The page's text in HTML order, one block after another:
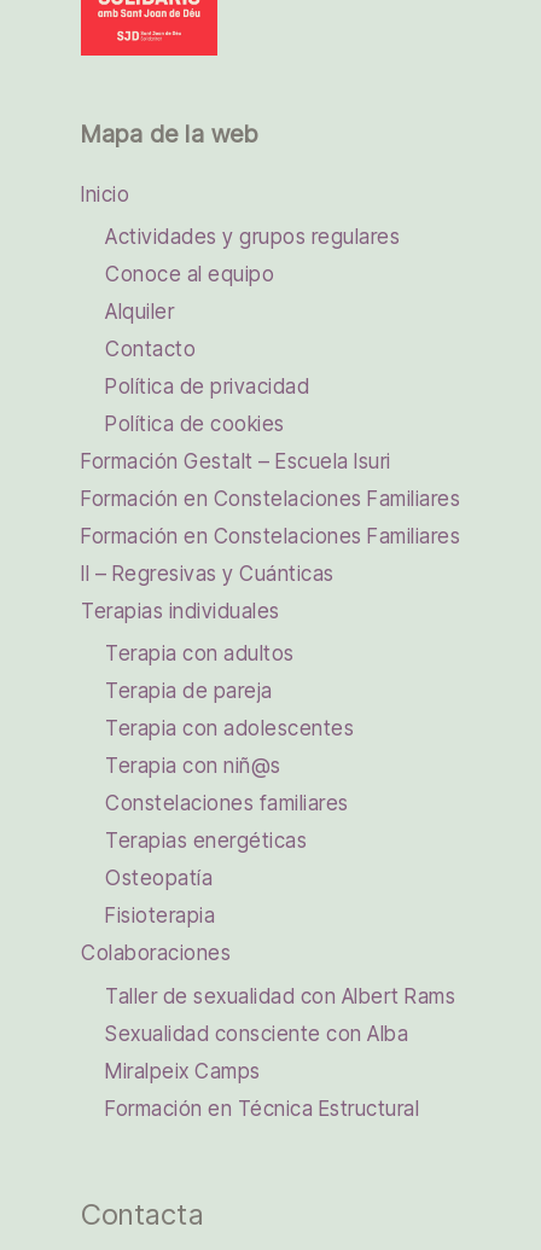
Mapa de la web
Inicio
Actividades y grupos regulares
Conoce al equipo
Alquiler
Contacto
Política de privacidad
Política de cookies
Formación Gestalt – Escuela Isuri
Formación en Constelaciones Familiares
Formación en Constelaciones Familiares
II – Regresivas y Cuánticas
Terapias individuales
Terapia con adultos
Terapia de pareja
Terapia con adolescentes
Terapia con niñ@s
Constelaciones familiares
Terapias energéticas
Osteopatía
Fisioterapia
Colaboraciones
Taller de sexualidad con Albert Rams
Sexualidad consciente con Alba
Miralpeix Camps
Formación en Técnica Estructural
Contacta